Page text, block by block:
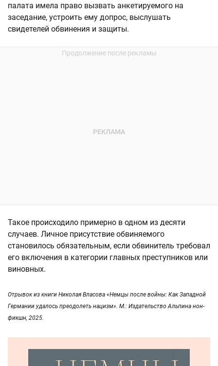
палата имела право вызвать анкетируемого на
заседание, устроить ему допрос, выслушать
свидетелей обвинения и защиты.
Такое происходило примерно в одном из десяти
случаев. Личное присутствие обвиняемого
становилось обязательным, если обвинитель требовал
его включения в категории главных преступников или
виновных.
Отрывок из книги Николая Власова «Немцы после войны: Как Западной
Германии удалось преодолеть нацизм». М.: Издательство Альпина нон-
фикшн, 2025.